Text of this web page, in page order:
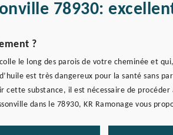
78930:
?
le long des parois de votre cheminée et
est très dangereux pour la santé sans
cette substance, il est nécessaire de
dans le 78930, KR Ramonage vous